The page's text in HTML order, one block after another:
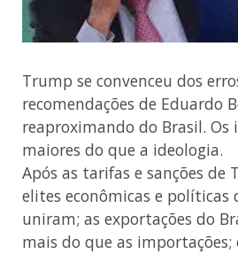
Trump se convenceu dos
recomendações de Eduardo
reaproximando do Brasil. Os
maiores do que a ideologia.
Após as tarifas e sanções de
elites econômicas e políticas
uniram; as exportações do
mais do que as importações;